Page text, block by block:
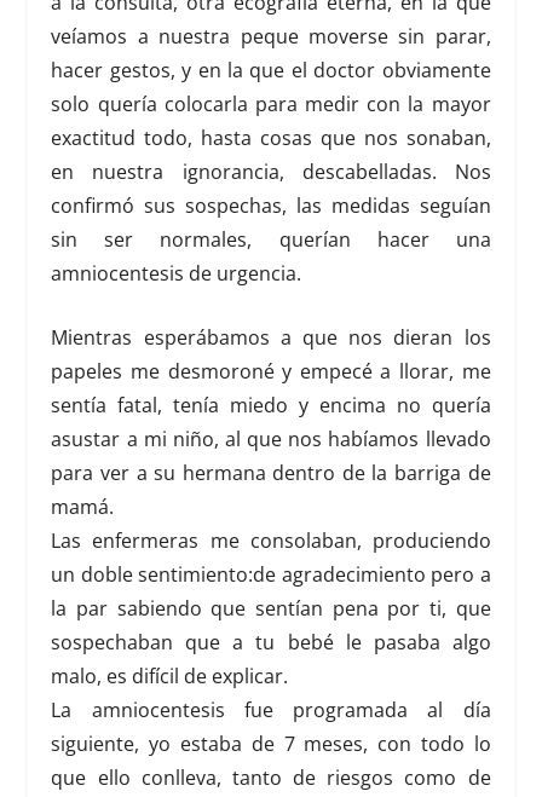
veíamos a nuestra peque moverse sin parar,
hacer gestos, y en la que el doctor obviamente
solo quería colocarla para medir con la mayor
exactitud todo, hasta cosas que nos sonaban,
en nuestra ignorancia, descabelladas. Nos
confirmó sus sospechas, las medidas seguían
sin ser normales, querían hacer una
amniocentesis de urgencia.
Mientras esperábamos a que nos dieran los
papeles me desmoroné y empecé a llorar, me
sentía fatal, tenía miedo y encima no quería
asustar a mi niño, al que nos habíamos llevado
para ver a su hermana dentro de la barriga de
mamá.
Las enfermeras me consolaban, produciendo
un doble sentimiento:de agradecimiento pero a
la par sabiendo que sentían pena por ti, que
sospechaban que a tu bebé le pasaba algo
malo, es difícil de explicar.
La amniocentesis fue programada al día
siguiente, yo estaba de 7 meses, con todo lo
que ello conlleva, tanto de riesgos como de